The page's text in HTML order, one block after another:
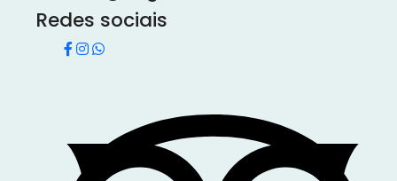
Redes sociais